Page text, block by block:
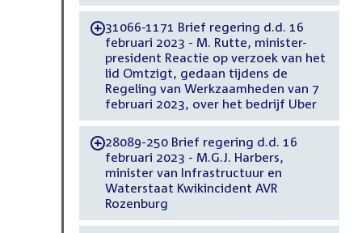
-31066-1171 Brief regering d.d. 16
februari 2023 - M. Rutte, minister-
president Reactie op verzoek van het
lid Omtzigt, gedaan tijdens de
Regeling van Werkzaamheden van 7
februari 2023, over het bedrijf Uber
-28089-250 Brief regering d.d. 16
februari 2023 - M.G.J. Harbers,
minister van Infrastructuur en
Waterstaat Kwikincident AVR
Rozenburg